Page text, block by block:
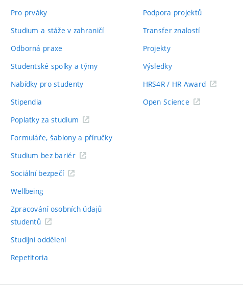
Pro prváky
Studium a stáže v zahraničí
Odborná praxe
Studentské spolky a týmy
Nabídky pro studenty
Stipendia
Poplatky za studium
Formuláře, šablony a příručky
Studium bez bariér
Sociální bezpečí
Wellbeing
Zpracování osobních údajů
studentů
Studijní oddělení
Repetitoria
Podpora projektů
Transfer znalostí
Projekty
Výsledky
HRS4R / HR Award
Open Science